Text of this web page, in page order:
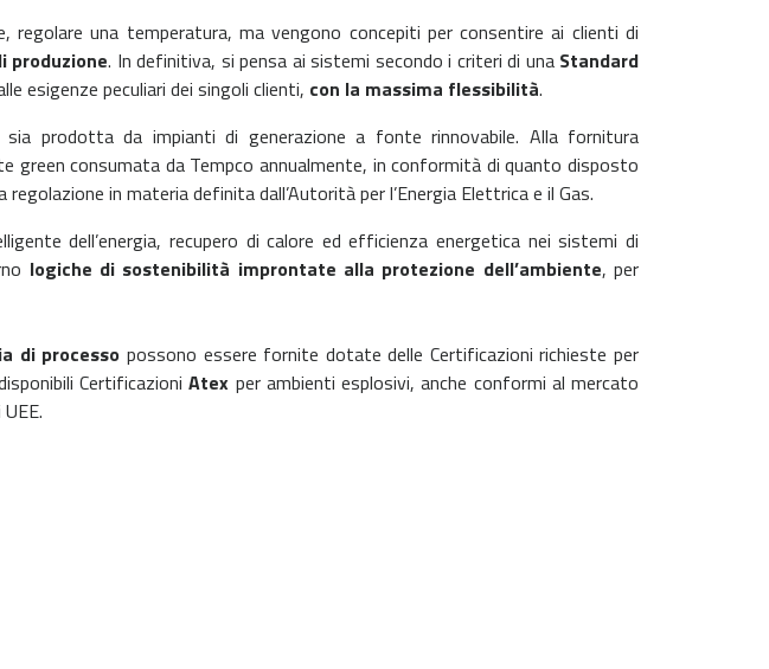
una temperatura, ma vengono concepiti per consentire ai clienti di
produzione. In definitiva, si pensa ai sistemi secondo i criteri di una Standard
esigenze peculiari dei singoli clienti, con la massima flessibilità.
prodotta da impianti di generazione a fonte rinnovabile. Alla fornitura
green consumata da Tempco annualmente, in conformità di quanto disposto
in materia definita dall’Autorità per l’Energia Elettrica e il Gas.
dell’energia, recupero di calore ed efficienza energetica nei sistemi di
logiche di sostenibilità improntate alla protezione dell’ambiente, per
di processo possono essere fornite dotate delle Certificazioni richieste per
CertificazioniAtex per ambienti esplosivi, anche conformi al mercato